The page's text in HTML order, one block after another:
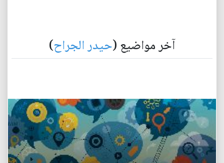
آخر مواضيع (حيدر الجراح)